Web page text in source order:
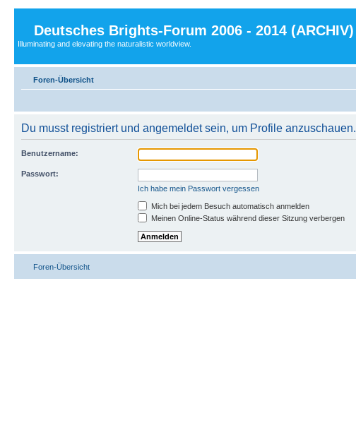
Deutsches Brights-Forum 2006 - 2014 (ARCHIV)
Illuminating and elevating the naturalistic worldview.
Foren-Übersicht
Du musst registriert und angemeldet sein, um Profile anzuschauen.
Benutzername:
Passwort:
Ich habe mein Passwort vergessen
Mich bei jedem Besuch automatisch anmelden
Meinen Online-Status während dieser Sitzung verbergen
Foren-Übersicht